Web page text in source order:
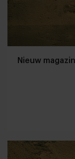
Nieuw